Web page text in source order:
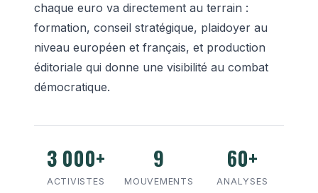
chaque euro va directement au terrain :
formation, conseil stratégique, plaidoyer au
niveau européen et français, et production
éditoriale qui donne une visibilité au combat
démocratique.
3 000+
ACTIVISTES
9
MOUVEMENTS
60+
ANALYSES